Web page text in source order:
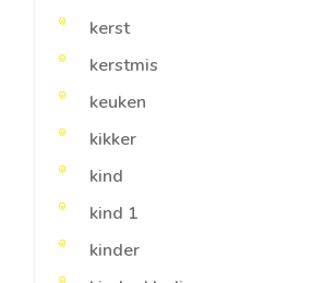
kerst
kerstmis
keuken
kikker
kind
kind 1
kinder